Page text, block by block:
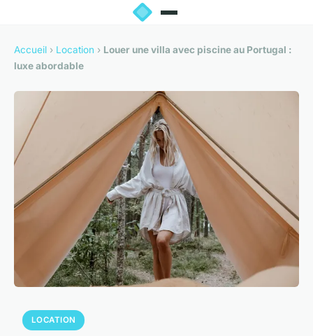
Accueil › Location › Louer une villa avec piscine au Portugal :
luxe abordable
LOCATION